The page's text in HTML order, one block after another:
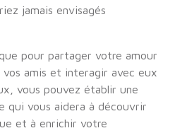
jamais envisagés
pour partager votre amour
vos amis et interagir avec eux
vous pouvez établir une
qui vous aidera à découvrir
et à enrichir votre